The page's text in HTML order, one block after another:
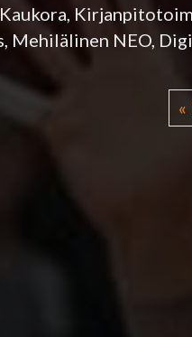
Mehilälinen NEO,